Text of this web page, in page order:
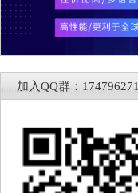
加入QQ群：174796271